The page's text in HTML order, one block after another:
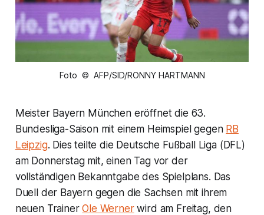
Foto © AFP/SID/RONNY HARTMANN
Meister Bayern München eröffnet die 63.
Bundesliga-Saison mit einem Heimspiel gegen RB
Leipzig. Dies teilte die Deutsche Fußball Liga (DFL)
am Donnerstag mit, einen Tag vor der
vollständigen Bekanntgabe des Spielplans. Das
Duell der Bayern gegen die Sachsen mit ihrem
neuen TrainerOle Wernerwird am Freitag, den